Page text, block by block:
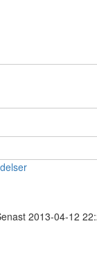
2013-04-12